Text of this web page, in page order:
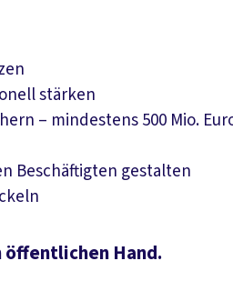
stärken
– mindestens 500 Mio.
Beschäftigten gestalten
Hand.